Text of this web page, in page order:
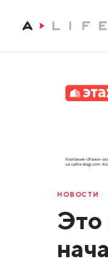
НОВОСТИ
Это